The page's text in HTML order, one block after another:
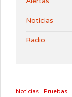
Noticias
Radio
Noticias Pruebas